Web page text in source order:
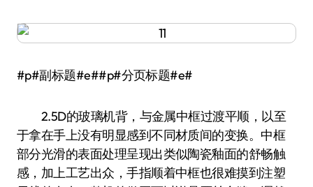
#p#副标题#e##p#分页标题#e#
2.5D的玻璃机背，与金属中框过渡平顺，以至
于拿在手上没有明显感到不同材质间的变换。中框
部分光滑的表面处理呈现出类似陶瓷釉面的舒畅触
感，加上工艺出众，手指顺着中框也很难摸到注塑